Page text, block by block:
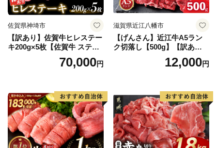
佐賀県神埼市
【訳あり】佐賀牛ヒレステー
キ200g×5枚【佐賀牛 ステー
キ ブランド肉 ヒレ肉 フィレ
肉 ジューシー ヘルシー】(H0
70,000円
滋賀県近江八幡市
【げんさん】近江牛A5ラン
ク切落し【500g】【訳あり】
12,000円